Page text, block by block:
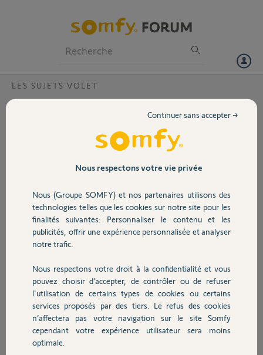
Volet
Sécurité
Domotique
Chauffage
Autres produits
LES SUJETS VOLET
smoove origin rts led clignote rapidement
ma télécommande ne fonctionne plus, même en ayant changé la
pile, le led clignote très vite sans s'arrêter des que l'on appuie sur
Merci,
gerard C.
il y a presque 2 ans
Réponses
Oui HS.
Nous respectons votre vie privée
Nous (Groupe SOMFY) et nos partenaires utilisons des
technologies telles que les cookies sur notre site pour les
finalités suivantes: Personnaliser le contenu et les
publicités, offrir une expérience personnalisée et analyser
notre trafic.
Nous respectons votre droit à la confidentialité et vous
pouvez choisir d’accepter, de contrôler ou de refuser
l'utilisation de certains types de cookies ou certains
services proposés par des tiers. Le refus des cookies
n’affectera pas votre navigation sur le site Somfy
cependant votre expérience utilisateur sera moins
optimale.
Continuer sans accepter →